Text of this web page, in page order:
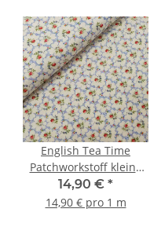
English Tea Time
Patchworkstoff kleine
Blumen natur, rot, blau,
grün
14,90 € *
14,90 € pro 1 m